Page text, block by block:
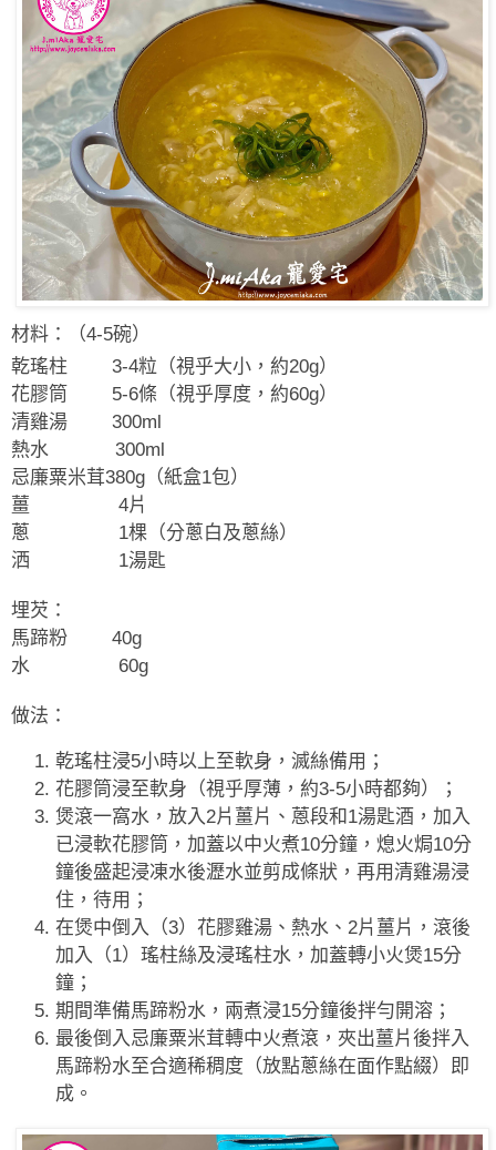
材料：（4-5碗）
乾瑤柱
3-4粒（視乎大小，約20g）
花膠筒
5-6條（視乎厚度，約60g）
清雞湯
300ml
熱水
300ml
忌廉粟米茸380g （紙盒1包）
薑
4片
蔥
1棵（分蔥白及蔥絲）
洒
1湯匙
埋芡：
馬蹄粉
40g
水
60g
做法：
乾瑤柱浸5小時以上至軟身，滅絲備用 ；
花膠筒浸至軟身（視乎厚薄，約3-5小時都夠）；
煲滾一窩水，放入2片薑片、蒽段和 1湯匙酒，加入
已浸軟花膠筒，加蓋以中火煮10分鐘，熄火焗10分
鐘後盛起浸凍水後瀝水並剪成條狀，再用清雞湯浸
住，待用；
在煲中倒入（3）花膠雞湯、熱水、 2片薑片，滾後
加入（1）瑤柱絲及浸瑤柱水，加蓋轉小火煲15分
鐘；
期間準備馬蹄粉水，兩煮浸15分鐘後拌勻開溶；
最後倒入忌廉粟米茸轉中火煮滾，夾出薑片後拌入
馬蹄粉水至合適稀稠度（放點蔥絲在面作點綴）即
成 。